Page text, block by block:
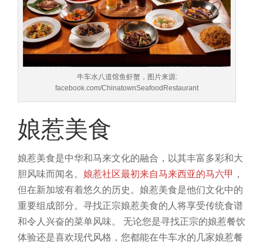
牛车水八道馆鱼虾蟹，图片来源:
facebook.com/ChinatownSeafoodRestaurant
娘惹美食
娘惹美食是中华和马来文化的融合，以其丰富多彩和大
胆风味而闻名。 娘惹社区最初来自马来西亚的马六甲 ，
但在新加坡有着悠久的历史。娘惹美食是他们文化中的
重要组成部分。寻找正宗娘惹美食的人将享受传统食谱
和令人兴奋的菜单风味。
无论您是寻找正宗的娘惹餐饮
体验还是喜欢现代风格，您都能在牛车水的几家娘惹餐